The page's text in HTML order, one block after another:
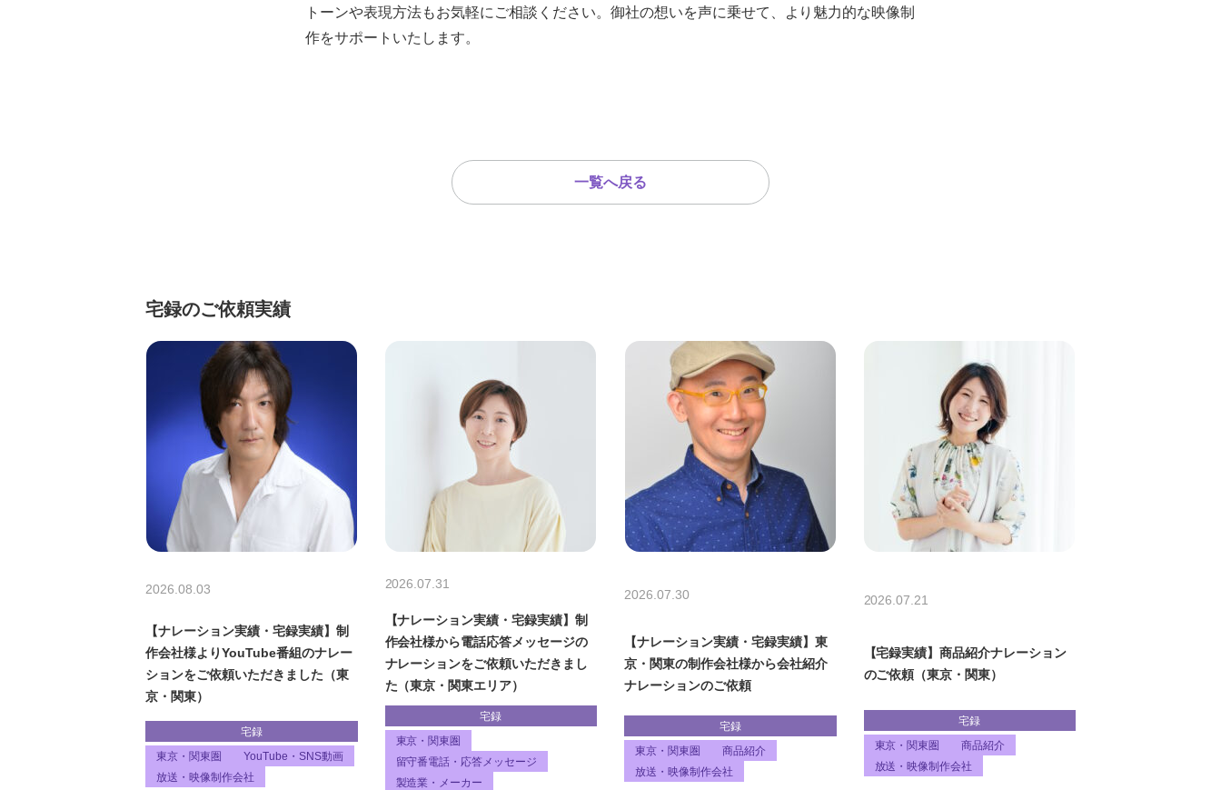
トーンや表現方法もお気軽にご相談ください。御社の想いを声に乗せて、より魅力的な映像制
作をサポートいたします。
一覧へ戻る
宅録のご依頼実績
2026.08.03
【ナレーション実績・宅録実績】制
作会社様よりYouTube番組のナレー
ションをご依頼いただきました（東
京・関東）
宅録
東京・関東圏
YouTube・SNS動画
放送・映像制作会社
2026.07.31
【ナレーション実績・宅録実績】制
作会社様から電話応答メッセージの
ナレーションをご依頼いただきまし
た（東京・関東エリア）
宅録
東京・関東圏
留守番電話・応答メッセージ
製造業・メーカー
2026.07.30
【ナレーション実績・宅録実績】東
京・関東の制作会社様から会社紹介
ナレーションのご依頼
宅録
東京・関東圏
商品紹介
放送・映像制作会社
2026.07.21
【宅録実績】商品紹介ナレーション
のご依頼（東京・関東）
宅録
東京・関東圏
商品紹介
放送・映像制作会社